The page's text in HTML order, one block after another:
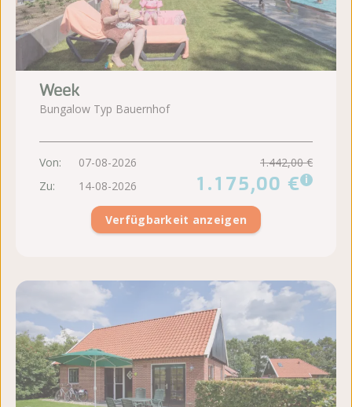
Week
Bungalow Typ Bauernhof
Von: 07-08-2026
1.442,00 €
Zu:
14-08-2026 1.175,00 € i
Verfügbarkeit anzeigen